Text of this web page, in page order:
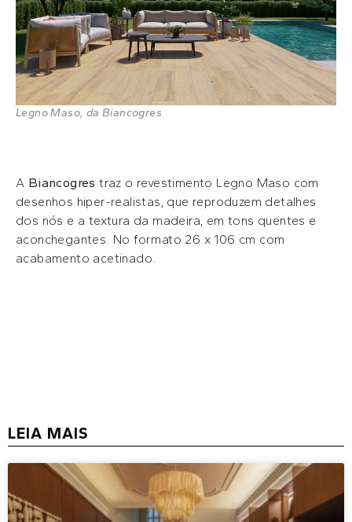
Legno Maso, da Biancogres
A Biancogres traz o revestimento Legno Maso com
desenhos hiper-realistas, que reproduzem detalhes
dos nós e a textura da madeira, em tons quentes e
aconchegantes. No formato 26 x 106 cm com
acabamento acetinado.
LEIA MAIS